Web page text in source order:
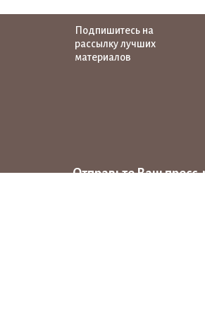
Подпишитесь на
рассылку лучших
материалов
Отправьте Ваш